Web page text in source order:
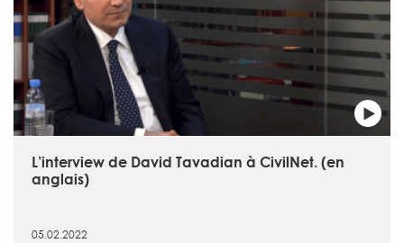
L’interview de David Tavadian à CivilNet. (en
anglais)
05.02.2022